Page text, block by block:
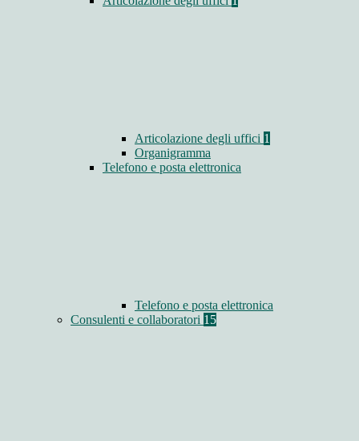
Articolazione degli uffici 1
Organigramma
Telefono e posta elettronica
Telefono e posta elettronica
Consulenti e collaboratori 15